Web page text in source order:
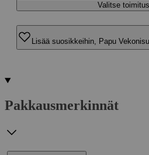
Valitse
Lisää suosikkeihin, Papu
Pakkausmerkinnät